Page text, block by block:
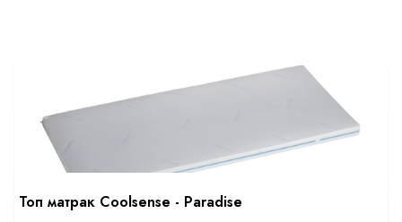
Топ матрак Coolsense - Paradise